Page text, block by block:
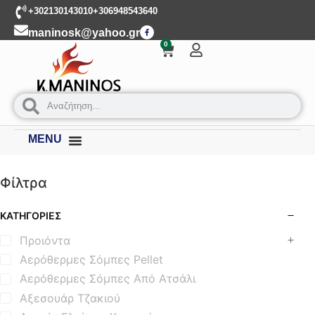
+302130143010+306948543640
maninosk@yahoo.gr
0
MENU
Φίλτρα
ΚΑΤΗΓΟΡΊΕΣ
Προιόντα
Αερόθερμες Σόμπες Pellet
Αερόθερμες Σόμπες Από Ατσάλι
Αξεσουάρ Τζακιού